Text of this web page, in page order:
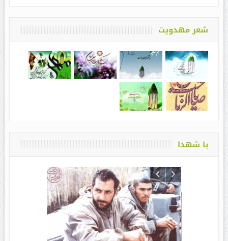
شعر مهدویت
با شهدا